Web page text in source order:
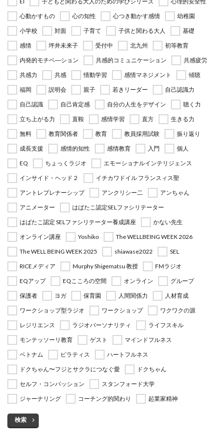
心動かすもの
心の知性 心つき動かす感情
幼稚園
小学校
対面 子育て 子供と関わる大人
基礎
感情
坪井未来子 受付中 北九州
初等教育
内発的モチベ―ション
共感的コミュニケーション
共感疲労
共感力
共感 情動学習 感情マネジメント
傾聴
福岡
説明会 親子 若きリーダー
自己認識力
自己認識
自己肯定感 自分の人生をデザイン
聴く力
立ち上がる力
直鞍 感情学習 直方
生きる力
無料
教育関係者 教育 教員採用試験
振り返り
成長支援
感情的知性 感情教育 入門
個人
EQ
ちょっくラジオ
エモーショナルインテリジェンス
インサイド・ヘッド２
イチカワドイル フランスィス聖
アントレプレナーシップ
アンクリシー二
アンちゃん
アニメーター
はばたこ認定SELファシリテーター
はばたこ認定 SELファシリテーター養成講座
かない先生
オンライン講座
Yoshiko
The WELLBEING WEEK 2026
The WELL BEING WEEK 2025
shiawase2022
SEL
RICEメディア
Murphy Shigematsu 教授
FMラジオ
EQアップ
EQこころの空間 オンライン
グループ
保護者
ヨガ 保育園 人間関係力
人材育成
ワークショップ型ラジオ
ワークショップ
ワクワクの源
レジリエンス
ラジオパーソナリティ
ライフスキル
モンテッソーリ教育
ゲスト
マインドフルネス
ベトナム
ピラティス
ハートフルネス
ドクちゃん〜フジとサクラにつなぐ愛
ドクちゃん
セルフ・コンパッション
スタンフォード大学
ジャーナリング
コーチング的関わり 起業家精神
検索